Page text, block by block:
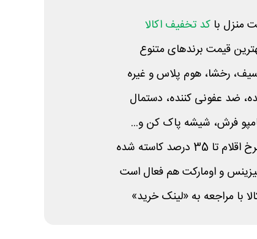
منزل با کد تخفیف اکالا
قیمت برندهای متنوع
رخشا، هوم پلاس و غیره
ضد عفونی کننده، دستمال
فرش، شیشه پاک کن و...
کاسته شده
و اومارکت هم فعال است
با مراجعه به «لینک خرید»